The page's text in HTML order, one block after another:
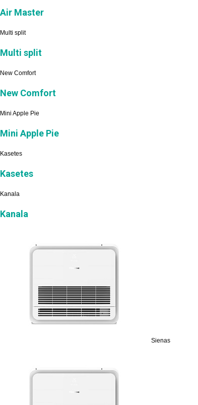
Air Master
Multi split
Multi split
New Comfort
New Comfort
Mini Apple Pie
Mini Apple Pie
Kasetes
Kasetes
Kanala
Kanala
Sienas